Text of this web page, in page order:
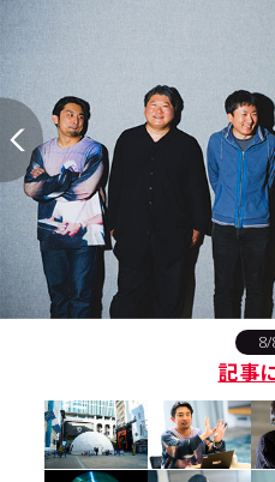
連載一覧
Cocotameとは About
#エンタメ業界
#リク
8/
記事